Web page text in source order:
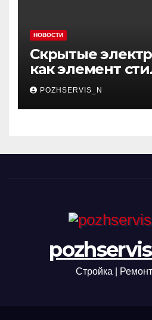
НОВОСТИ
Скрытые
как элемент
интерьера
POZHSERVIS_N
Стройка |